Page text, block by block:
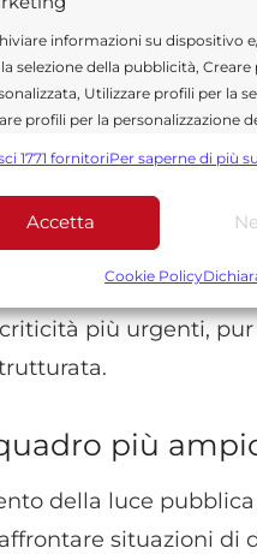
informazioni su dispositivo
selezione della pubblicità,
Utilizzare profili per la
profili per la personalizzazione
dati limitati per la selezione
e combinare dati
informazioni trasmesse
errori, Erogare e
e contenuto, Salvare
1771 fornitoriPer saperne di più
Accetta
Cookie Policy
di tensione
in queste settimane è
– dichiara Assenza
sono già
più urgenti,
più
della luce
situazioni di